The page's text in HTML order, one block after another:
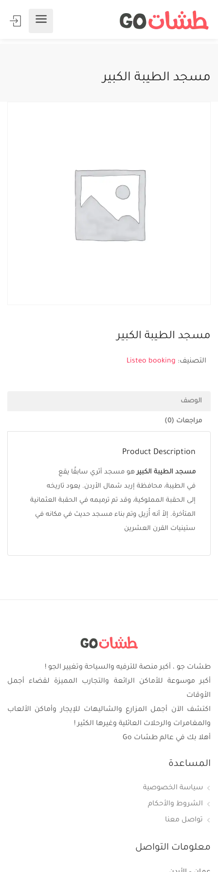
مسجد الطيبة الكبير
مسجد الطيبة الكبير
التصنيف: Listeo booking
الوصف
مراجعات (0)
Product Description
مسجد الطيبة الكبيرهو مسجد أثري سابقًا يقع
في الطيبة، محافظة إربد شمال الأردن. يعود تاريخه
إلى الحقبة المملوكية، وقد تم ترميمه في الحقبة العثمانية
المتأخرة. إلاّ أنه أُزيل وتم بناء مسجد حديث في مكانه في
ستينيات القرن العشرين
طشات جو ، أكبر منصة للترفيه والسياحة وتغيير الجو !
أكبر موسوعة للأماكن الرائعة والتجارب المميزة لقضاء أجمل
الأوقات
اكتشف الآن أجمل المزارع والشاليهات للإيجار وأماكن الألعاب
والمغامرات والرحلات العائلية وغيرها الكثير !
أهلا بك في عالم طشات Go
المساعدة
سياسة الخصوصية
الشروط والأحكام
تواصل معنا
معلومات التواصل